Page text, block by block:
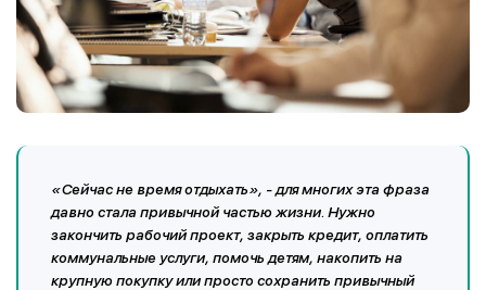
«Сейчас не время отдыхать», - для многих эта фраза
давно стала привычной частью жизни. Нужно
закончить рабочий проект, закрыть кредит, оплатить
коммунальные услуги, помочь детям, накопить на
крупную покупку или просто сохранить привычный